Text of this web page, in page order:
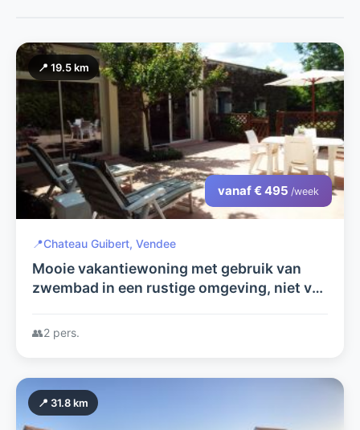
📍 19.5 km
vanaf € 495 /week
📍Chateau Guibert, Vendee
Mooie vakantiewoning met gebruik van
zwembad in een rustige omgeving, niet ver
👥2 pers.
📍 31.8 km